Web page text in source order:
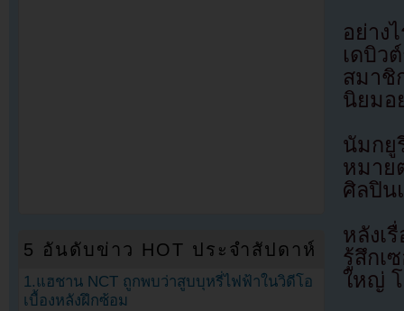
อย่าง
เดบิว
สมาชิ
นิยมอ
นัมกยู
หมาย
ศิลปิน
หลังเ
รู้สึกเ
ใหญ่
5 อันดับข่าว HOT ประจำสัปดาห์
1.แฮชาน NCT ถูกพบว่าสูบบุหรี่ไฟฟ้าในวิดีโอ
เบื้องหลังฝึกซ้อม